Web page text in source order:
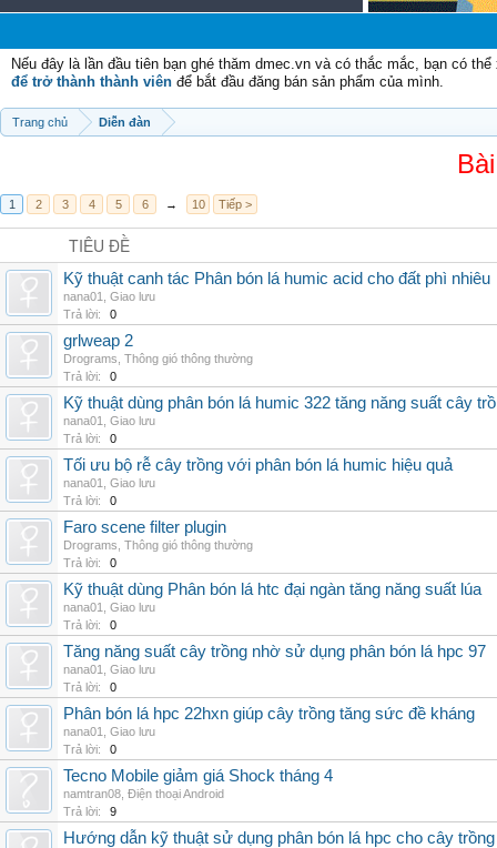
Nếu đây là lần đầu tiên bạn ghé thăm dmec.vn và có thắc mắc, bạn có
để trở thành thành viên để bắt đầu đăng bán sản phẩm của mình.
Trang chủ Diễn đàn
1 2 3 4 5 6 → 10 Tiếp >
TIÊU ĐỀ
Kỹ thuật canh tác Phân bón lá humic acid cho đất phì nhiêu
nana01
Giao lưu
Trả lời:
0
grlweap 2
Drograms Thông gió thông thường
Trả lời:
0
Kỹ thuật dùng phân bón lá humic 322 tăng năng suất cây
nana01
Giao lưu
Trả lời:
0
Tối ưu bộ rễ cây trồng với phân bón lá humic hiệu quả
nana01
Giao lưu
Trả lời:
0
Faro scene filter plugin
Drograms Thông gió thông thường
Trả lời:
0
Kỹ thuật dùng Phân bón lá htc đại ngàn tăng năng suất lúa
nana01
Giao lưu
Trả lời:
0
Tăng năng suất cây trồng nhờ sử dụng phân bón lá hpc 97
nana01
Giao lưu
Trả lời:
0
Phân bón lá hpc 22hxn giúp cây trồng tăng sức đề kháng
nana01
Giao lưu
Trả lời:
0
Tecno Mobile giảm giá Shock tháng 4
namtran08 Điện thoại Android
Trả lời:
9
Hướng dẫn kỹ thuật sử dụng phân bón lá hpc cho cây trồng